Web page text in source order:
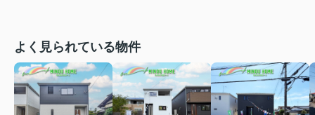
よく見られている物件